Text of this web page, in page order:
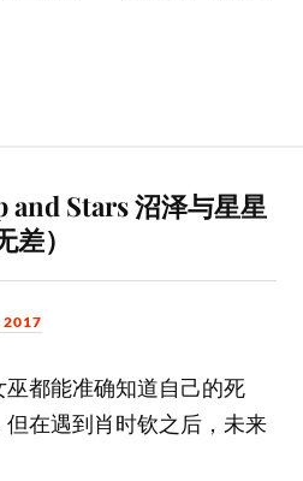
and Stars 沼泽与星星
差）
2017
都能准确知道自己的死
在遇到肖时钦之后，未来